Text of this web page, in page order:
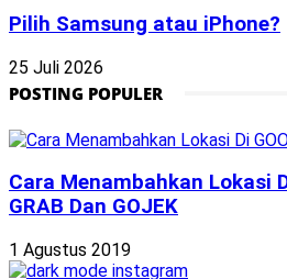
Pilih Samsung atau iPhone?
25 Juli 2026
POSTING POPULER
Cara Menambahkan Lokasi
GRAB Dan GOJEK
1 Agustus 2019